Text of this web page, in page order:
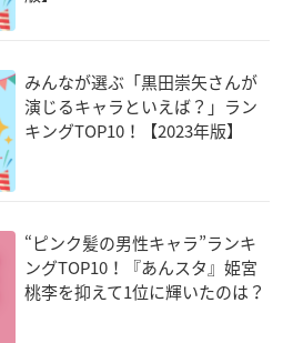
みんなが選ぶ「黒田崇矢さんが
演じるキャラといえば？」ラン
キングTOP10！【2023年版】
“ピンク髪の男性キャラ”ランキ
ングTOP10！『あんスタ』姫宮
桃李を抑えて1位に輝いたのは？